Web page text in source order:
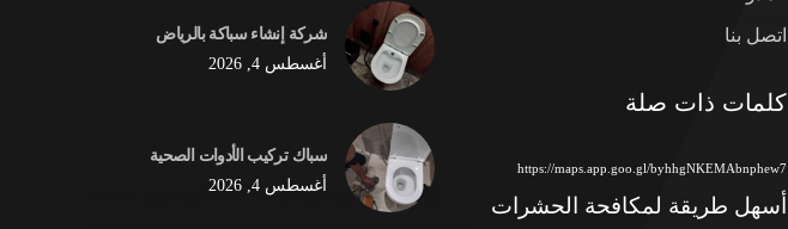
اتصل بنا
كلمات ذات صلة
https://maps.app.goo.gl/byhhgNKEMAbnphew7
أسهل طريقة لمكافحة الحشرات
شركة إنشاء سباكة بالرياض
أغسطس 4, 2026
سباك تركيب الأدوات الصحية
أغسطس 4, 2026